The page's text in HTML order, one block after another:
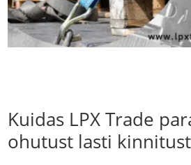
Kuidas LPX Trade
ohutust lasti